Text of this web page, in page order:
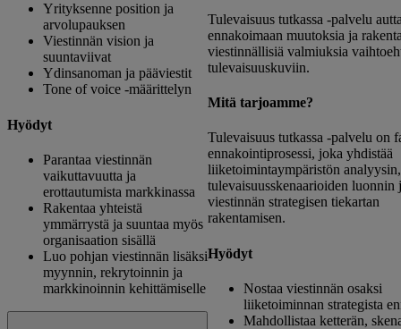
Yrityksenne position ja
arvolupauksen
Viestinnän vision ja
suuntaviivat
Ydinsanoman ja pääviestit
Tone of voice -määrittelyn
Hyödyt
Parantaa viestinnän
vaikuttavuutta ja
erottautumista markkinassa
Rakentaa yhteistä
ymmärrystä ja suuntaa myös
organisaation sisällä
Luo pohjan viestinnän lisäksi
myynnin, rekrytoinnin ja
markkinoinnin kehittämiselle
Tulevaisuus tutkassa -palvelu
ennakoimaan muutoksia ja
viestinnällisiä valmiuksia
tulevaisuuskuviin.
Mitä tarjoamme?
Tulevaisuus tutkassa -palvelu on
ennakointiprosessi, joka yhdistää
liiketoimintaympäristön analyysin,
tulevaisuusskenaarioiden luonnin
viestinnän strategisen tiekartan
rakentamisen.
Hyödyt
Nostaa viestinnän osaksi
liiketoiminnan strategista
Mahdollistaa ketterän,